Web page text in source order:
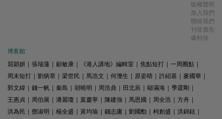
版權聲明
加入我們
聯絡我們
刊登廣告
爆料快
博客館
屈穎妍 | 張瑞蓮 | 顧敏康 | 《港人講地》編輯室 | 焦點短打 | 一周圈點 |
周末短打 | 劉炳章 | 梁世民 | 馬浩文 | 何濼生 | 原姿晴 | 許紹基 | 麥國華 |
郭文緯 | 錢一帆 | 秦島 | 胡曉明 | 周浩鼎 | 田北辰 | 鄔滿海 | 季霆剛 |
王惠貞 | 周伯展 | 潘麗瓊 | 葉慶寧 | 陳建強 | 馬恩國 | 周全浩 | 方舟 |
洪為民 | 鄧淑明 | 楊全盛 | 黃均瑜 | 錢志庸 | 劉國勳 | 柯創盛 | 洪錦鉉 |